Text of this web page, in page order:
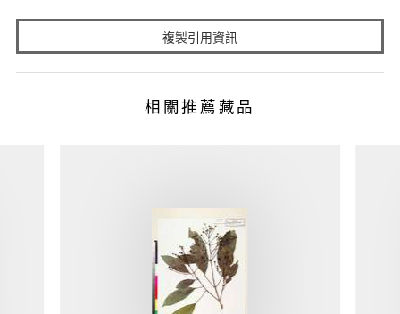
複製引用資訊
相關推薦藏品